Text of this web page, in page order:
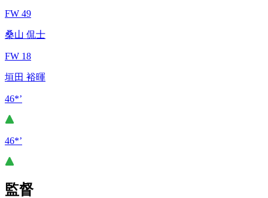
FW 49
桑山 侃士
FW 18
垣田 裕暉
46*’
46*’
監督